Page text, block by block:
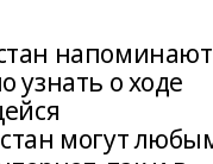
напоминают
узнать о ходе
могут